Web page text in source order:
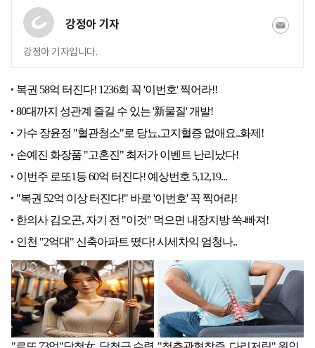
강정아 기자
강정아 기자입니다.